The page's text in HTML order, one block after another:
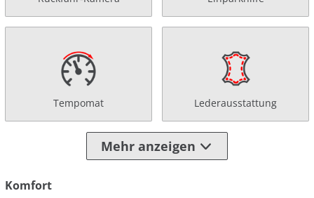
Tempomat Lederausstattung
Mehr anzeigen
Komfort